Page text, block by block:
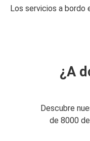
Los servicios a bordo
¿A
Descubre
de 8000